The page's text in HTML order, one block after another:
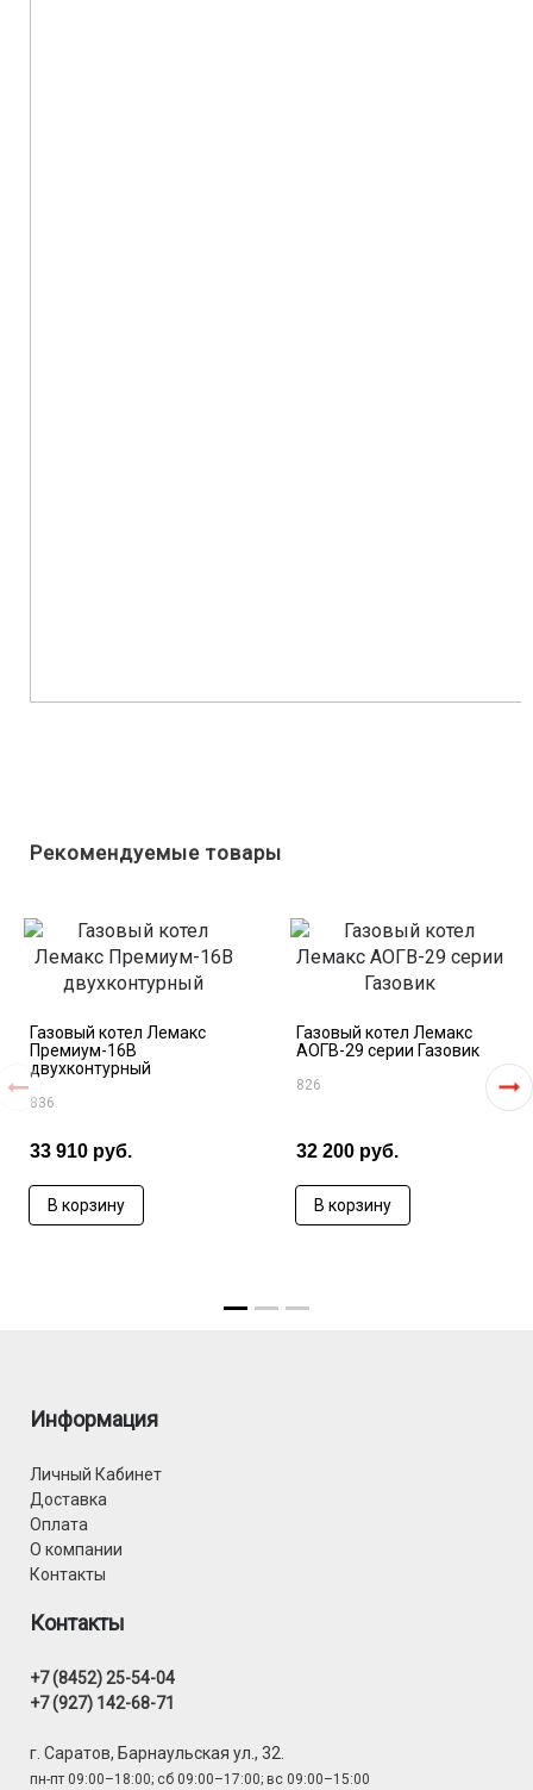
Рекомендуемые товары
Газовый котел Лемакс
Премиум-16В
двухконтурный
836
33 910 руб.
В корзину
Газовый котел Лемакс
АОГВ-29 серии Газовик
826
32 200 руб.
В корзину
Информация
Личный Кабинет
Доставка
Оплата
О компании
Контакты
Контакты
+7 (8452) 25-54-04
+7 (927) 142-68-71
г. Саратов, Барнаульская ул., 32.
пн-пт 09:00–18:00; сб 09:00–17:00; вс 09:00–15:00